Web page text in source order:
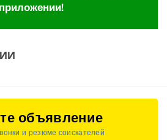
приложении!
объявление
и резюме соискателей